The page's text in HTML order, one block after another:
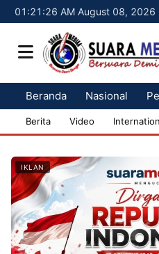
01:21:27 AM August 08, 2026
Beranda Nasional
Berita Video
IKLAN